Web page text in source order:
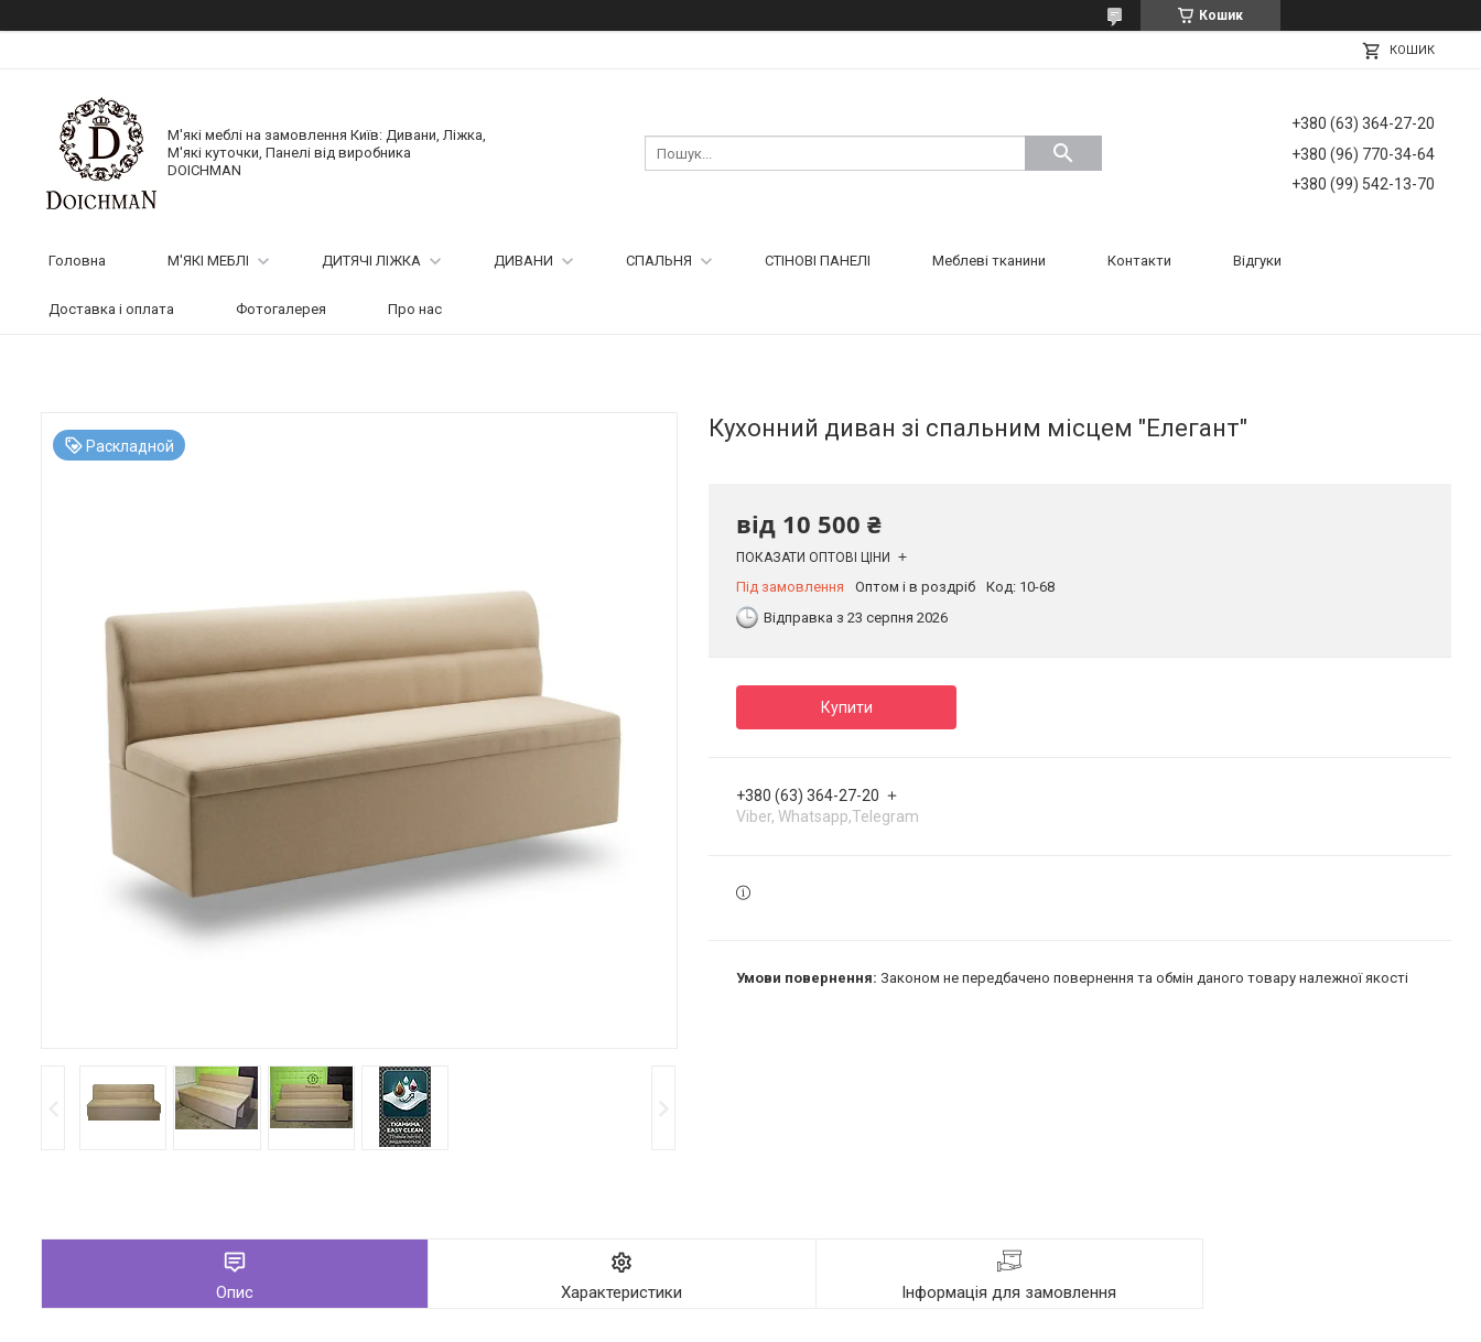
Кошик
КОШИК
М'які меблі на замовлення Київ: Дивани, Ліжка,
М'які куточки, Панелі від виробника
DOICHMAN
+380 (63) 364-27-20
+380 (96) 770-34-64
+380 (99) 542-13-70
Головна М'ЯКІ МЕБЛІ ДИТЯЧІ ЛІЖКА ДИВАНИ СПАЛЬНЯ СТІНОВІ ПАНЕЛІ Меблеві тканини Контакти Відгуки
Доставка і оплата Фотогалерея Про нас
Раскладной
Кухонний диван зі спальним місцем "Елегант"
від 10 500 ₴
ПОКАЗАТИ ОПТОВІ ЦІНИ
Під замовлення Оптом і в роздріб Код: 10-68
Відправка з 23 серпня 2026
Купити
+380 (63) 364-27-20
Viber, Whatsapp,Telegram
Законом не передбачено повернення та обмін даного товару належної якості
Опис Характеристики Інформація для замовлення